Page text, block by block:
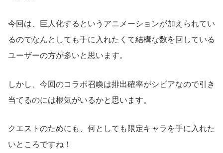
今回は、巨人化するというアニメーションが加えられてい
るのでなんとしても手に入れたくて結構な数を回している
ユーザーの方が多いと思います。
しかし、今回のコラボ召喚は排出確率がシビアなので引き
当てるのには根気がいるかと思います。
クエストのためにも、何としても限定キャラを手に入れた
いところですね！